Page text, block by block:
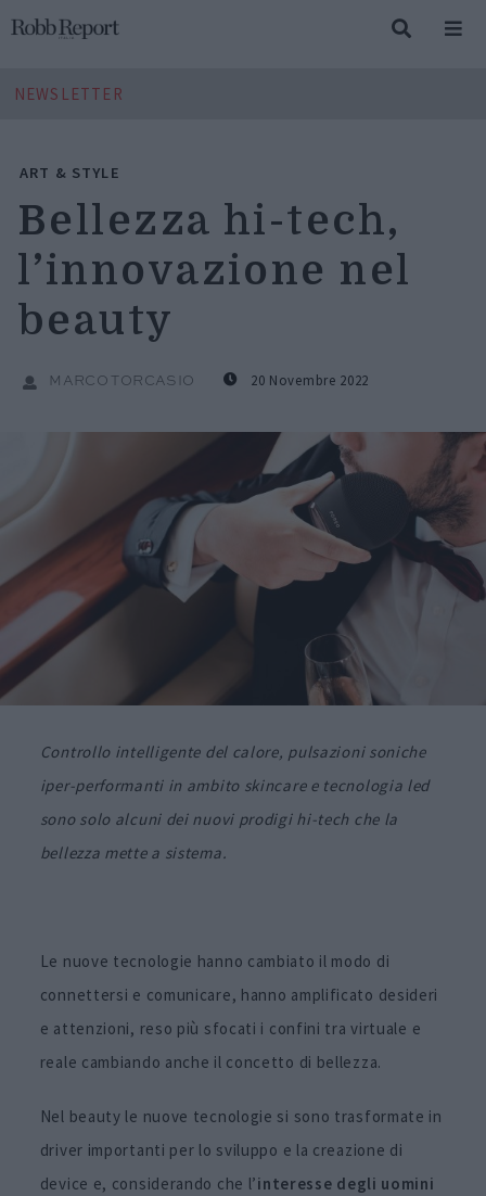
NEWSLETTER
ART & STYLE
Bellezza hi-tech,
l’innovazione nel
beauty
MARCO TORCASIO 20 Novembre 2022
Controllo intelligente del calore, pulsazioni soniche
iper-performanti in ambito skincare e tecnologia led
sono solo alcuni dei nuovi prodigi hi-tech che la
bellezza mette a sistema.
Le nuove tecnologie hanno cambiato il modo di
connettersi e comunicare, hanno amplificato desideri
e attenzioni, reso più sfocati i confini tra virtuale e
reale cambiando anche il concetto di bellezza.
Nel beauty le nuove tecnologie si sono trasformate in
driver importanti per lo sviluppo e la creazione di
device e, considerando che l’interesse degli uomini